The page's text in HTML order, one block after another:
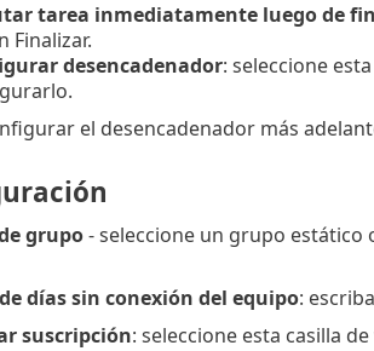
tarea inmediatamente luego de
Finalizar.
desencadenador: seleccione
el desencadenador más
grupo- seleccione un grupo estático
días sin conexión del equipo:
suscripción: seleccione esta casilla